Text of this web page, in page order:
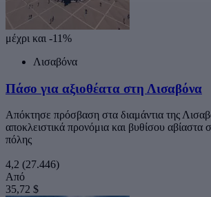
μέχρι και -11%
Λισαβόνα
Πάσο για αξιοθέατα στη Λισαβόνα
Απόκτησε πρόσβαση στα διαμάντια της
αποκλειστικά προνόμια και βυθίσου αβίαστα
πόλης
4,2 (27.446)
Από
35,72 $